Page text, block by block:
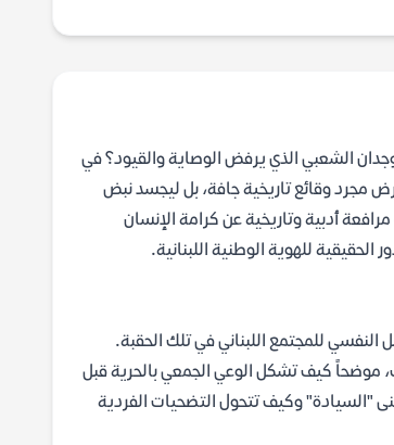
الشعبي الذي يرفض الوصاية والقيود؟ في
مجرد وقائع تاريخية جافة، بل ليجسد نبض
أدبية وتاريخية عن كرامة الإنسان
للهوية الوطنية اللبنانية.
النفسي للمجتمع اللبناني في تلك الحقبة.
موضحاً كيف تشكل الوعي الجمعي بالحرية قبل
"السيادة" وكيف تتحول التضحيات الفردية